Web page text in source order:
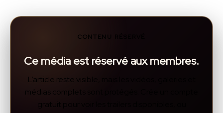
CONTENU RÉSERVÉ
Ce média est réservé aux membres.
L’article reste visible, mais les vidéos, galeries et
médias complets sont protégés. Crée un compte
gratuit pour voir les trailers disponibles, ou